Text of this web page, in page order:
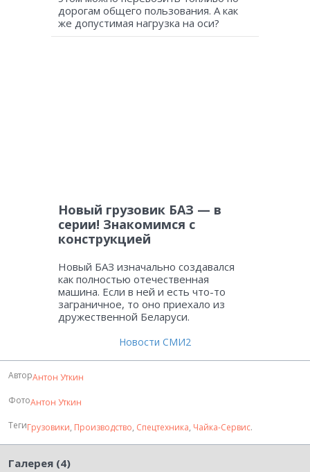
дорогам общего пользования. А как
же допустимая нагрузка на оси?
Новый грузовик БАЗ — в
серии! Знакомимся с
конструкцией
Новый БАЗ изначально создавался
как полностью отечественная
машина. Если в ней и есть что-то
заграничное, то оно приехало из
дружественной Беларуси.
Новости СМИ2
АвторАнтон Уткин
ФотоАнтон Уткин
ТегиГрузовики, Производство, Спецтехника, Чайка-Сервис.
Галерея (4)